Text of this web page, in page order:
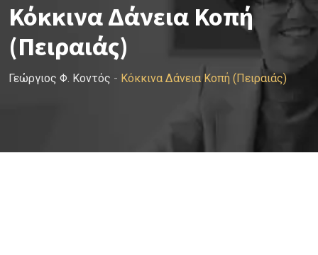
Κόκκινα Δάνεια Κοπή
(Πειραιάς)
Γεώργιος Φ. Κοντός - Κόκκινα Δάνεια Κοπή (Πειραιάς)